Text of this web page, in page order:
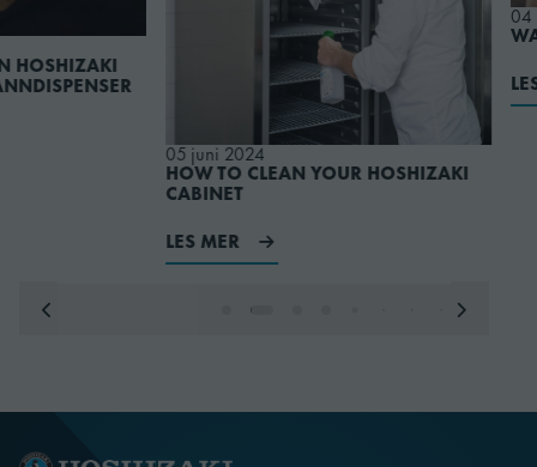
HOW TO CLEAN YOUR HOSHIZAKI
WARMING UP TO
04 desember 2023
LES MER